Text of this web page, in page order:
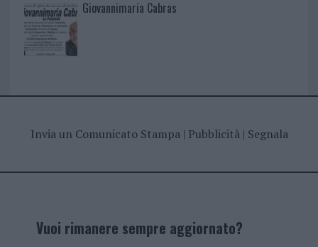
Giovannimaria Cabras
Invia un Comunicato Stampa| Pubblicità| Segnala
Vuoi rimanere sempre aggiornato?